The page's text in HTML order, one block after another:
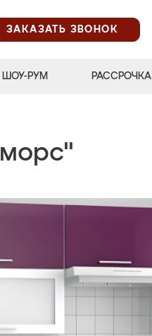
ЗАКАЗАТЬ ЗВОНОК
ШОУ-РУМ РАССРОЧКА